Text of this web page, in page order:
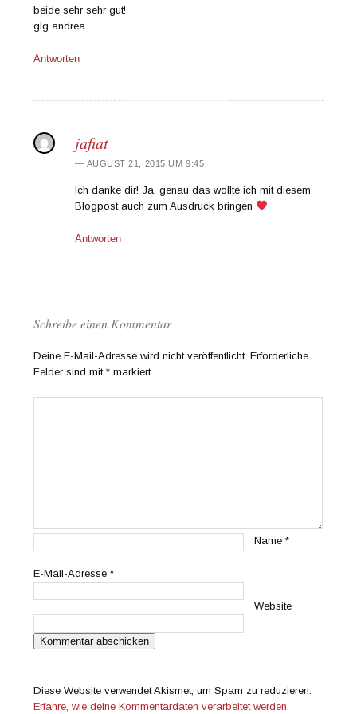
beide sehr sehr gut!
glg andrea
Antworten
jafiat
AUGUST 21, 2015 UM 9:45
Ich danke dir! Ja, genau das wollte ich mit diesem
Blogpost auch zum Ausdruck bringen
Antworten
Schreibe einen Kommentar
Deine E-Mail-Adresse wird nicht veröffentlicht. Erforderliche
Felder sind mit* markiert
Name*
E-Mail-Adresse*
Website
Diese Website verwendet Akismet, um Spam zu reduzieren.
Erfahre, wie deine Kommentardaten verarbeitet werden.